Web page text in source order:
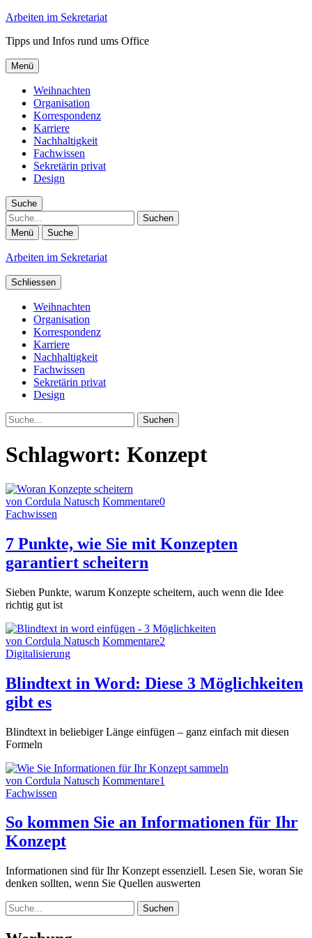
Arbeiten im Sekretariat
Tipps und Infos rund ums Office
Menü
Weihnachten
Organisation
Korrespondenz
Karriere
Nachhaltigkeit
Fachwissen
Sekretärin privat
Design
Suche
Suche
Menü Suche
Arbeiten im Sekretariat
Schliessen
Weihnachten
Organisation
Korrespondenz
Karriere
Nachhaltigkeit
Fachwissen
Sekretärin privat
Design
Suche
Schlagwort: Konzept
von Cordula Natusch Kommentare0
Fachwissen
7 Punkte, wie Sie mit Konzepten
garantiert scheitern
Sieben Punkte, warum Konzepte scheitern, auch wenn die Idee
richtig gut ist
von Cordula Natusch Kommentare2
Digitalisierung
Blindtext in Word: Diese 3 Möglichkeiten
gibt es
Blindtext in beliebiger Länge einfügen – ganz einfach mit diesen
Formeln
von Cordula Natusch Kommentare1
Fachwissen
So kommen Sie an Informationen für Ihr
Konzept
Informationen sind für Ihr Konzept essenziell. Lesen Sie, woran Sie
denken sollten, wenn Sie Quellen auswerten
Suche